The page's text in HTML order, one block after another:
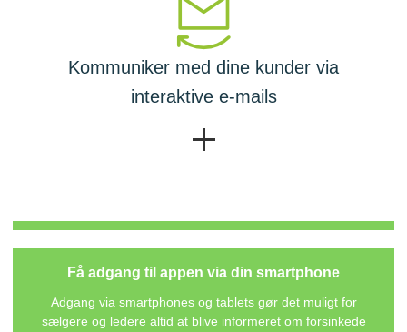
Kommuniker med dine kunder via
interaktive e-mails
Få adgang til appen via din smartphone
Adgang via smartphones og tablets gør det muligt for
sælgere og ledere altid at blive informeret om forsinkede